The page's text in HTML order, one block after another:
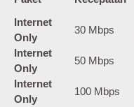
Internet
Only
30 Mbps
Internet
Only
50 Mbps
Internet
Only
100 Mbps